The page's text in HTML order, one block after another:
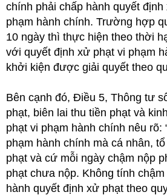
chính phải chấp hành quyết
phạm hành chính. Trường hợp
10 ngày thì thực hiện theo thời
với quyết định xử phạt vi phạm
khởi kiện được giải quyết theo
Bên cạnh đó, Điều 5, Thông tư
phạt, biên lai thu tiền phạt và
phạt vi phạm hành chính nêu
phạm hành chính mà cá nhân,
phạt và cứ mỗi ngày chậm nộp
phạt chưa nộp. Không tính
hành quyết định xử phạt theo